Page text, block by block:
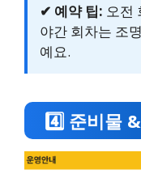
✔ 예약 팁: 오전
야간 회차는 조
예요.
4️⃣ 준비물